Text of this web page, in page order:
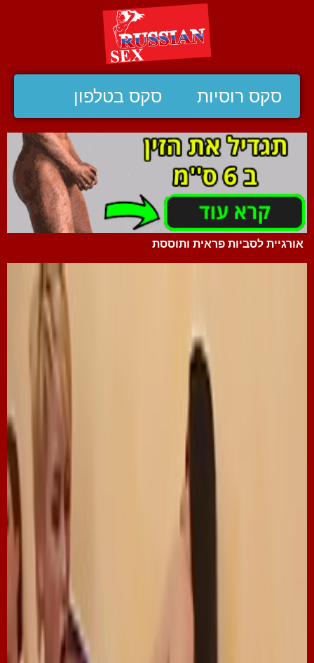
סקס רוסיות סקס בטלפון
אורגיית לסביות פראית ותוססת